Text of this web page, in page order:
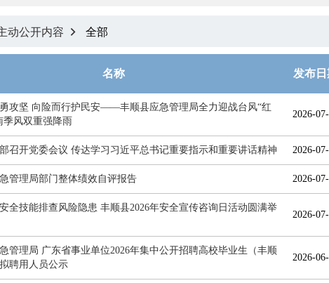
动公开内容  全部
名称 发布日
攻坚 向险而行护民安——丰顺县应急管理局全力迎战台风“红
季风双重强降雨
2026-
召开党委会议 传达学习习近平总书记重要指示和重要讲话精神 2026-
管理局部门整体绩效自评报告 2026-
全技能排查风险隐患 丰顺县2026年安全宣传咨询日活动圆满举
2026-
管理局 广东省事业单位2026年集中公开招聘高校毕业生（丰顺
聘用人员公示
2026-